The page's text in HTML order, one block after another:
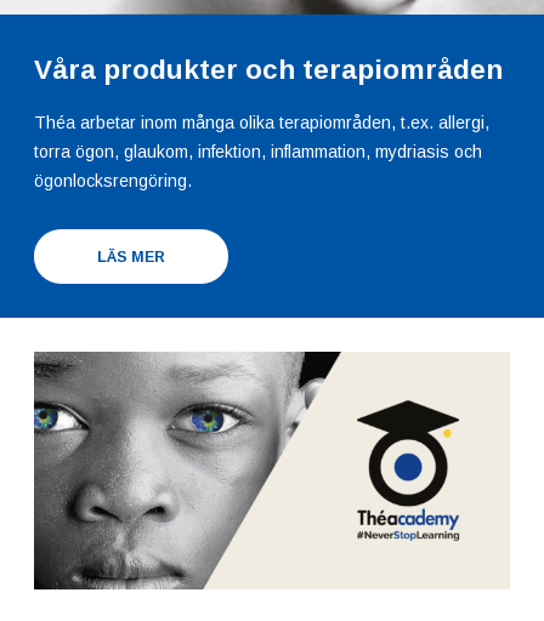
Våra produkter och terapiområden
Théa arbetar inom många olika terapiområden, t.ex. allergi,
torra ögon, glaukom, infektion, inflammation, mydriasis och
ögonlocksrengöring.
LÄS MER